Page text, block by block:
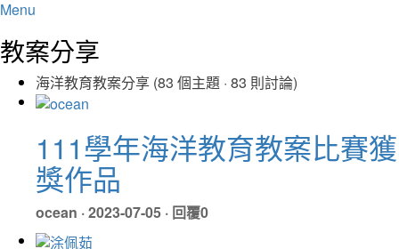
Menu
教案分享
海洋教育教案分享 (83 個主題 · 83 則討論)
111學年海洋教育教案比賽獲
獎作品
ocean · 2023-07-05 · 回覆0